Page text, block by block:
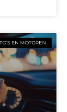
EN MOTOREN